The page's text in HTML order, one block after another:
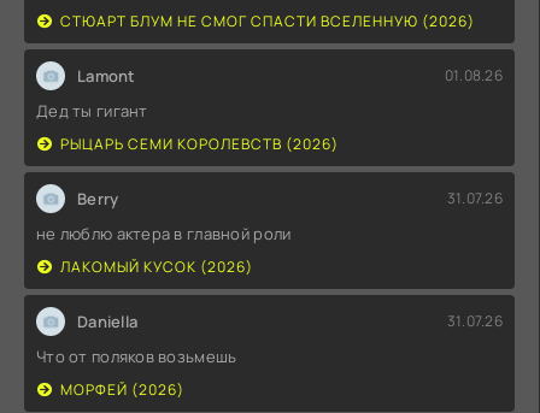
СТЮАРТ БЛУМ НЕ СМОГ СПАСТИ ВСЕЛЕННУЮ (2026)
Lamont 01.08.26
Дед ты гигант
РЫЦАРЬ СЕМИ КОРОЛЕВСТВ (2026)
Berry 31.07.26
не люблю актера в главной роли
ЛАКОМЫЙ КУСОК (2026)
Daniella 31.07.26
Что от поляков возьмешь
МОРФЕЙ (2026)